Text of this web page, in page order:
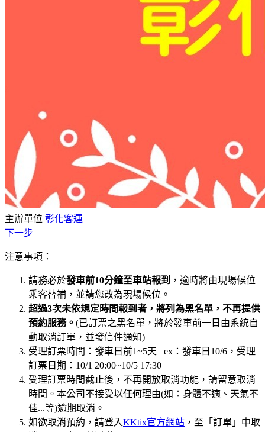
主辦單位 彰化客運
下一步
注意事項：
請務必於發車前10分鐘至車站報到 ，逾時將由現場候位
乘客替補，並請您改為現場候位。
超過3次未依規定時間報到者，將列為黑名單，不再提供
預約服務。 (已訂票之黑名單，將於發車前一日由系統自
動取消訂單，並發信件通知)
受理訂票時間：發車日前1~5天 ex：發車日10/6，受理
訂票日期：10/1 20:00~10/5 17:30
受理訂票時間截止後，不再開放取消功能，請留意取消
時間。本公司不接受以任何理由(如：身體不適、天氣不
佳...等)逾期取消。
如欲取消預約，請登入KKtix官方網站 ，至「訂單」中取